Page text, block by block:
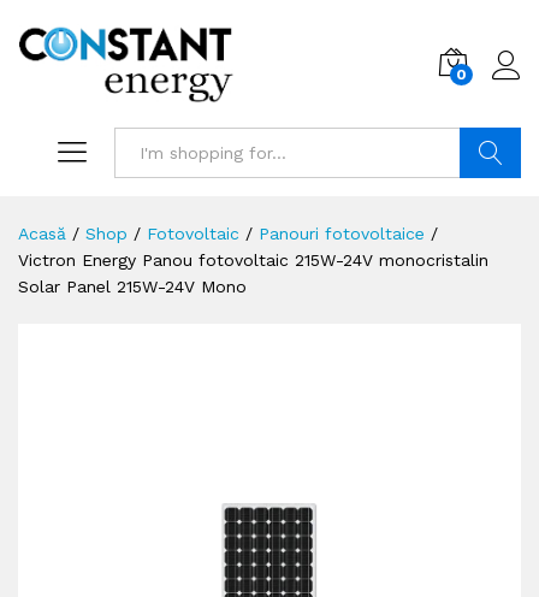
0
Acasă / Shop / Fotovoltaic / Panouri fotovoltaice /
Victron Energy Panou fotovoltaic 215W-24V monocristalin
Solar Panel 215W-24V Mono